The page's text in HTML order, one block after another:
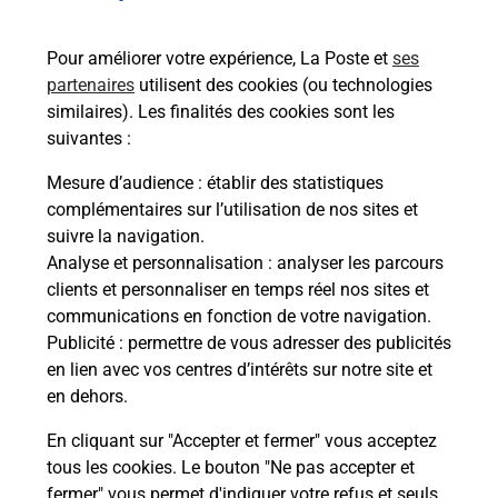
Pour améliorer votre expérience, La Poste et ses
partenaires utilisent des cookies (ou technologies
similaires). Les finalités des cookies sont les
suivantes :
Mesure d’audience : établir des statistiques
complémentaires sur l’utilisation de nos sites et
suivre la navigation.
Analyse et personnalisation : analyser les parcours
clients et personnaliser en temps réel nos sites et
communications en fonction de votre navigation.
Publicité : permettre de vous adresser des publicités
en lien avec vos centres d’intérêts sur notre site et
en dehors.
En cliquant sur "Accepter et fermer" vous acceptez
tous les cookies. Le bouton "Ne pas accepter et
Comment demander une
modification de livraison ?
Comment La Poste participe-t-elle
à votre sécurité au quotidien ?
Puis-je passer mon code de la route
avec La Poste et sous quelles
conditions ?